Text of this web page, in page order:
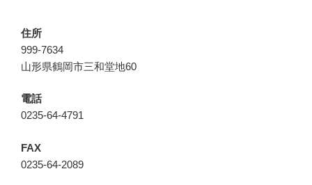
住所
999-7634
山形県鶴岡市三和堂地60
電話
0235-64-4791
FAX
0235-64-2089